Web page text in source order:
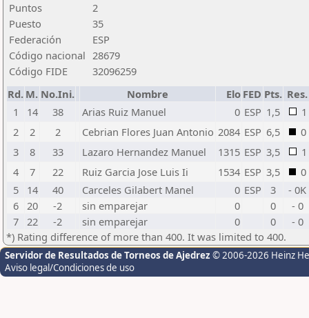
Puntos
2
Puesto
35
Federación
ESP
Código nacional 28679
Código FIDE
32096259
Rd. M. No.Ini. Nombre Elo FED Pts. Res.
1
14 38 Arias Ruiz Manuel 0 ESP 1,5
1
2
2 2 Cebrian Flores Juan Antonio 2084 ESP 6,5
0
3
8 33 Lazaro Hernandez Manuel 1315 ESP 3,5
1
4
7 22 Ruiz Garcia Jose Luis Ii 1534 ESP 3,5
0
5
14 40 Carceles Gilabert Manel 0 ESP 3
- 0K
6 20 -2 sin emparejar 0 0
- 0
7 22 -2 sin emparejar 0 0
- 0
*) Rating difference of more than 400. It was limited to 400.
Servidor de Resultados de Torneos de Ajedrez © 2006-2026 Heinz
Aviso legal/Condiciones de uso